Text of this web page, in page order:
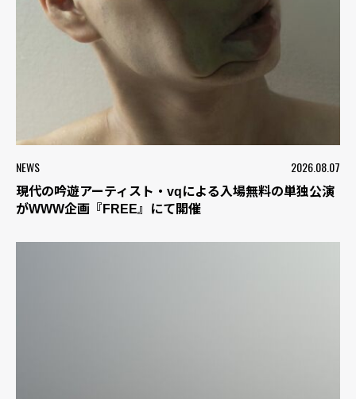
NEWS 2026.08.07
現代の吟遊アーティスト・vqによる入場無料の単独公演
がWWW企画『FREE』にて開催